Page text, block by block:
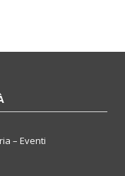
– Eventi